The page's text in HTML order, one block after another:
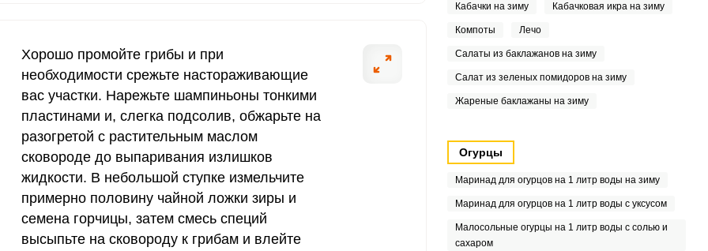
30 мг 7.3
400 мг 2.6
500 мг 1.6
800 мг 2.4
Хорошо промойте грибы и при
необходимости срежьте настораживающие
вас участки. Нарежьте шампиньоны тонкими
пластинами и, слегка подсолив, обжарьте на
разогретой с растительным маслом
сковороде до выпаривания излишков
жидкости. В небольшой ступке измельчите
примерно половину чайной ложки зиры и
семена горчицы, затем смесь специй
высыпьте на сковороду к грибам и влейте
Кабачки на зиму Кабачковая икра на зиму
Компоты Лечо
Салаты из баклажанов на зиму
Салат из зеленых помидоров на зиму
Жареные баклажаны на зиму
Огурцы
Маринад для огурцов на 1 литр воды на зиму
Маринад для огурцов на 1 литр воды с уксусом
Малосольные огурцы на 1 литр воды с солью и
сахаром